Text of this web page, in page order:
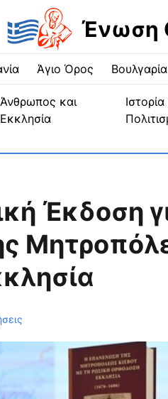
Ένωση
Άγιο Όρος Βουλγαρία
Άνθρωπος και
Εκκλησία
Ιστορία
Έκδοση